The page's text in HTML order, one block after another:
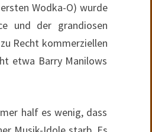
Wodka-O) wurde
und der grandiosen
Recht kommerziellen
etwa Barry Manilows
half es wenig, dass